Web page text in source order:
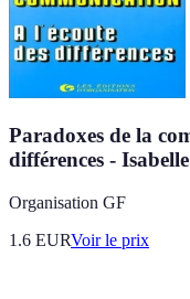
Paradoxes de la
différences -
Organisation GF
1.6 EURVoir le prix